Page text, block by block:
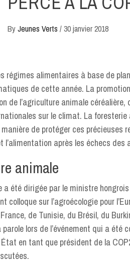
ByJeunes Verts /30 janvier 2018
régimes alimentaires à base de
de cette année. La
de l’agriculture animale
sur le climat. La
de protéger ces précieuses
l’alimentation après les échecs des
animale
été dirigée par le ministre
colloque sur l’agroécologie pour
de Tunisie, du Brésil, du
lors de l’événement qui a été
en tant que président de la